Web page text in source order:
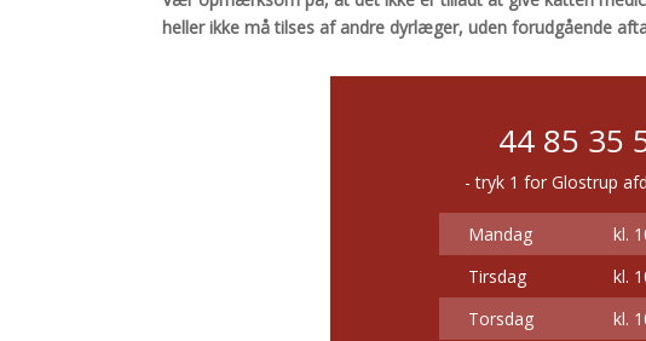
heller ikke må tilses af andre dyrlæger, uden forudgående
44 85 35
- tryk 1 for Glostrup
Mandag
kl.
Tirsdag
kl.
Torsdag
kl.